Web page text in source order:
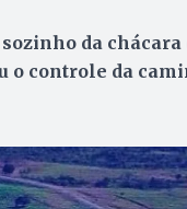
da chácara
o controle da